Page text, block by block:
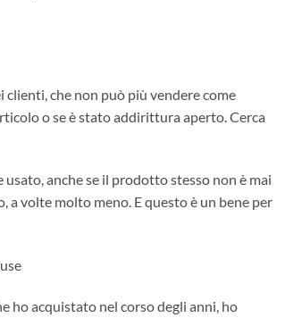
che non può più vendere come
o se è stato addirittura aperto. Cerca
anche se il prodotto stesso non è mai
a volte molto meno. E questo è un bene per
ho acquistato nel corso degli anni, ho